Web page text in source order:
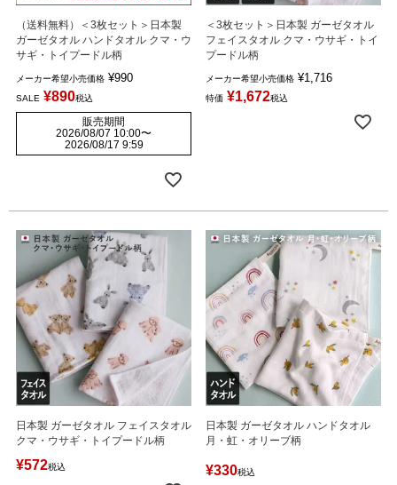
（送料無料）＜3枚セット＞日本製
ガーゼタオル ハンドタオル クマ・ウ
サギ・トイプードル柄
メーカー希望小売価格 ¥990
SALE ¥890税込
販売期間
2026/08/07 10:00〜
2026/08/17 9:59
＜3枚セット＞日本製 ガーゼタオル
フェイスタオル クマ・ウサギ・トイ
プードル柄
メーカー希望小売価格 ¥1,716
特価 ¥1,672税込
日本製 ガーゼタオル フェイスタオル
クマ・ウサギ・トイプードル柄
¥572税込
日本製 ガーゼタオル ハンドタオル
月・虹・オリーブ柄
¥330税込